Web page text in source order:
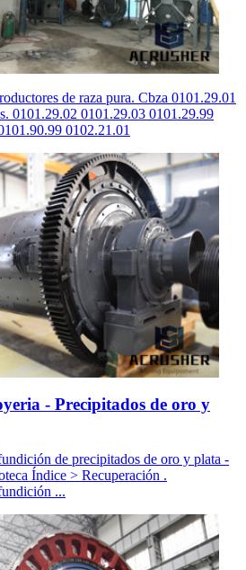
de raza pura. Cbza 0101.29.01
0101.29.02 0101.29.03 0101.29.99
0102.21.01
- Precipitados de oro y
de precipitados de oro y plata -
Índice > Recuperación .
...